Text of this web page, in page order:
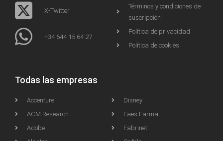
X-Twitter
+34 644 15 64 27
Términos y condiciones de
suscripción
Política de privacidad
Política de cookies
Todas las empresas
Accenture
ACM Research
Adobe
Disney
Faes Farma
Fabrinet